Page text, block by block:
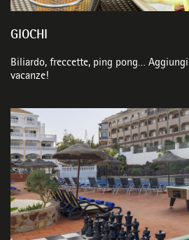
GIOCHI
Biliardo, freccette, ping pong…
vacanze!